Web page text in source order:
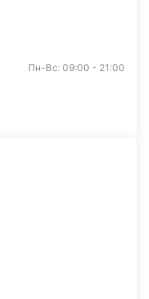
Пн-Вс: 09:00 - 21:00